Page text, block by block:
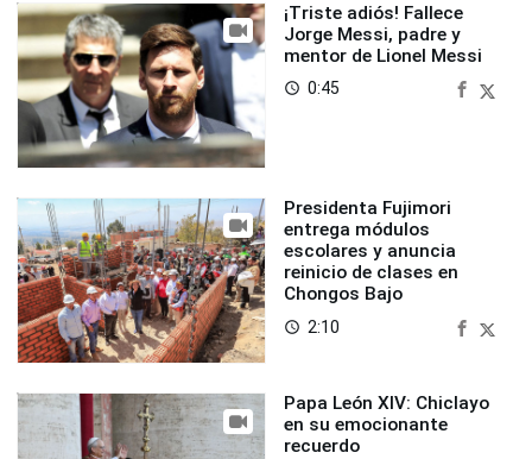
¡Triste adiós! Fallece
Jorge Messi, padre y
mentor de Lionel Messi
access_time 0:45
Presidenta Fujimori
entrega módulos
escolares y anuncia
reinicio de clases en
Chongos Bajo
access_time 2:10
Papa León XIV: Chiclayo
en su emocionante
recuerdo